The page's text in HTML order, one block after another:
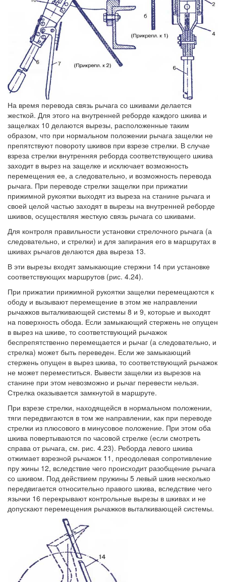
На время перевода связь рычага со шкивами делается
жесткой. Для этого на внутренней реборде каждого шкива и
защелках 10 делаются вырезы, расположенные таким
образом, что при нормальном положении рычага защелки не
препятствуют повороту шкивов при взрезе стрелки. В случае
взреза стрелки внутренняя реборда соответствующего шкива
заходит в вырез на защелке и исключает возможность
перемещения ее, а следовательно, и возможность перевода
рычага. При переводе стрелки защелки при прижатии
прижимной рукоятки выходят из выреза на станине рычага и
своей целой частью заходят в вырезы на внутренней реборде
шкивов, осуществляя жесткую связь рычага со шкивами.
Для контроля правильности установки стрелочного рычага (а
следовательно, и стрелки) и для запирания его в маршрутах в
шкивах рычагов делаются два выреза 13.
В эти вырезы входят замыкающие стержни 14 при установке
соответствующих маршрутов (рис. 4.24).
При прижатии прижимной рукоятки защелки перемещаются к
ободу и вызывают перемещение в этом же направлении
рычажков выталкивающей системы 8 и 9, которые и выходят
на поверхность обода. Если замыкающий стержень не опущен
в вырез на шкиве, то соответствующий рычажок
беспрепятственно перемещается и рычаг (а следовательно, и
стрелка) может быть переведен. Если же замыкающий
стержень опущен в вырез шкива, то соответствующий рычажок
не может переместиться. Вывести защелки из вырезов на
станине при этом невозможно и рычаг перевести нельзя.
Стрелка оказывается замкнутой в маршруте.
При взрезе стрелки, находящейся в нормальном положении,
тяги передвигаются в том же направлении, как при переводе
стрелки из плюсового в минусовое положение. При этом оба
шкива повертываются по часовой стрелке (если смотреть
справа от рычага, см. рис. 4.23). Реборда левого шкива
отжимает взрезной рычажок 11, преодолевая сопротивление
пру жины 12, вследствие чего происходит разобщение рычага
со шкивом. Под действием пружины 5 левый шкив несколько
передвигается относительно правого шкива, вследствие чего
язычки 16 перекрывают контрольные вырезы в шкивах и не
допускают перемещения рычажков выталкивающей системы.